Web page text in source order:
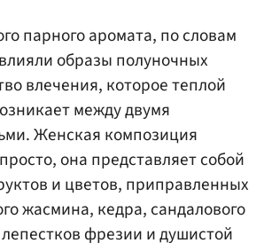
парного аромата, по словам
образы полуночных
влечения, которое теплой
между двумя
Женская композиция
она представляет собой
и цветов, приправленных
жасмина, кедра, сандалового
фрезии и душистой